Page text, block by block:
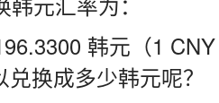
韩元（1
换成多少韩元呢？